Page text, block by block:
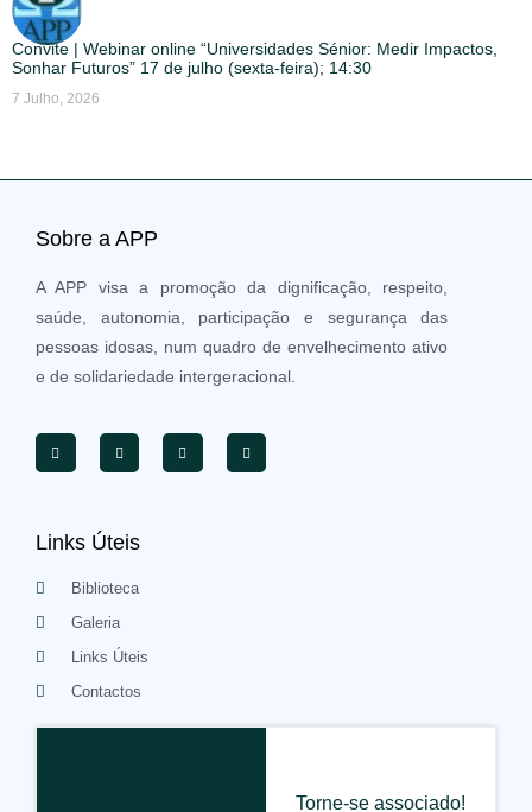
Convite | Webinar online “Universidades Sénior: Medir Impactos,
Sonhar Futuros” 17 de julho (sexta-feira); 14:30
7 Julho, 2026
Sobre a APP
A APP visa a promoção da dignificação, respeito,
saúde, autonomia, participação e segurança das
pessoas idosas, num quadro de envelhecimento ativo
e de solidariedade intergeracional.
Links Úteis
Biblioteca
Galeria
Links Úteis
Contactos
Torne-se associado!